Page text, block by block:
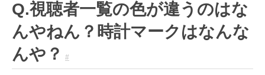
Q.視聴者一覧の色が違うのはな
んやねん？時計マークはなんな
んや？
#